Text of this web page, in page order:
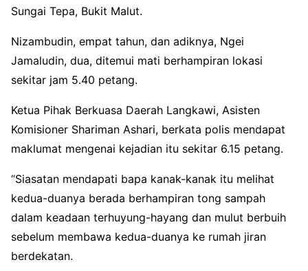
Sungai Tepa, Bukit Malut.
Nizambudin, empat tahun, dan adiknya, Ngei
Jamaludin, dua, ditemui mati berhampiran lokasi
sekitar jam 5.40 petang.
Ketua Pihak Berkuasa Daerah Langkawi, Asisten
Komisioner Shariman Ashari, berkata polis mendapat
maklumat mengenai kejadian itu sekitar 6.15 petang.
“Siasatan mendapati bapa kanak-kanak itu melihat
kedua-duanya berada berhampiran tong sampah
dalam keadaan terhuyung-hayang dan mulut berbuih
sebelum membawa kedua-duanya ke rumah jiran
berdekatan.